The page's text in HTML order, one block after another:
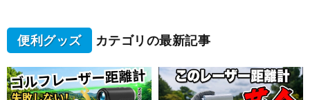
便利グッズ カテゴリの最新記事